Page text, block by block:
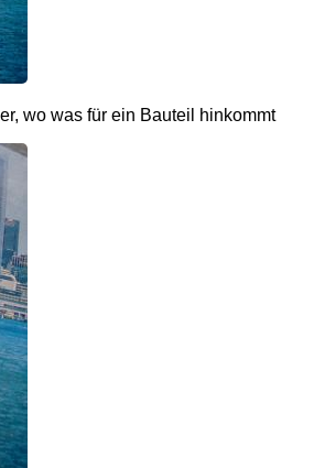
wo was für ein Bauteil hinkommt